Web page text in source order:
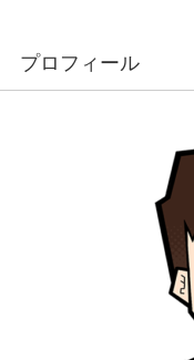
プロフィール